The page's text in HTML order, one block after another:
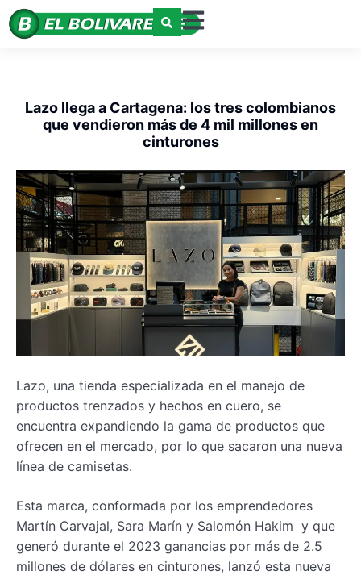
Lazo llega a Cartagena: los tres colombianos
que vendieron más de 4 mil millones en
cinturones
Lazo, una tienda especializada en el manejo de
productos trenzados y hechos en cuero, se
encuentra expandiendo la gama de productos que
ofrecen en el mercado, por lo que sacaron una nueva
línea de camisetas.
Esta marca, conformada por los emprendedores
Martín Carvajal, Sara Marín y Salomón Hakim y que
generó durante el 2023 ganancias por más de 2.5
millones de dólares en cinturones, lanzó esta nueva